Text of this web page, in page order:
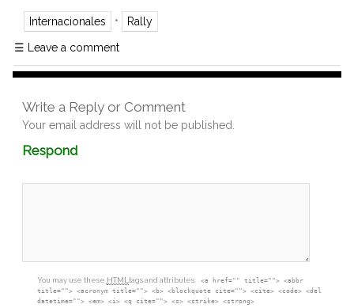
Internacionales • Rally
☰ Leave a comment
Write a Reply or Comment
Your email address will not be published.
RespondComment
box
You may use these HTMLtags and attributes:
<a href="" title=""> <abbr
title=""> <acronym title=""> <b> <blockquote cite=""> <cite> <code> <del
datetime=""> <em> <i> <q cite=""> <s> <strike> <strong>